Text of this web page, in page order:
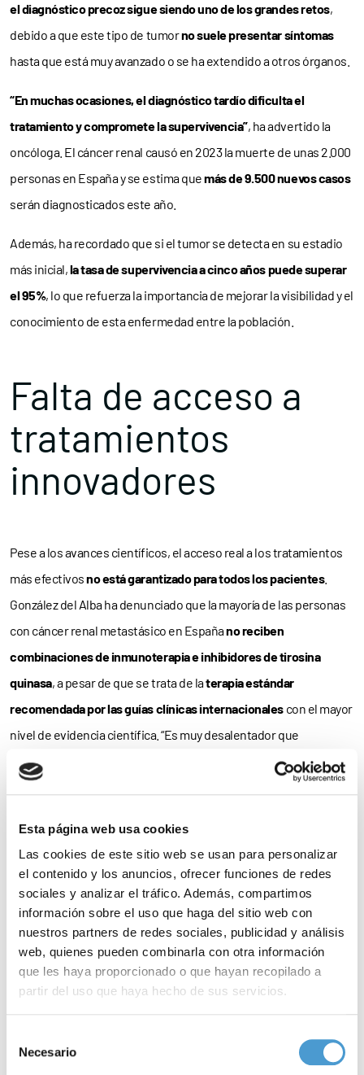
Esta página web usa cookies
Las cookies de este sitio web se usan para personalizar
el contenido y los anuncios, ofrecer funciones de redes
sociales y analizar el tráfico. Además, compartimos
información sobre el uso que haga del sitio web con
nuestros partners de redes sociales, publicidad y análisis
web, quienes pueden combinarla con otra información
que les haya proporcionado o que hayan recopilado a
partir del uso que haya hecho de sus servicios.
de cookies
Necesario
el diagnóstico precoz sigue siendo uno de los grandes retos,
debido a que este tipo de tumorno suele presentar síntomas
hasta que está muy avanzado o se ha extendido a otros órganos.
“En muchas ocasiones, el diagnóstico tardío dificulta el
tratamiento y compromete la supervivencia”, ha advertido la
oncóloga. El cáncer renal causó en 2023 la muerte de unas 2.000
personas en España y se estima quemás de 9.500 nuevos casos
serán diagnosticados este año.
Además, ha recordado que si el tumor se detecta en su estadio
más inicial,la tasa de supervivencia a cinco años puede superar
el 95%, lo que refuerza la importancia de mejorar la visibilidad y el
conocimiento de esta enfermedad entre la población.
Falta de acceso a
tratamientos
innovadores
Pese a los avances científicos, el acceso real a los tratamientos
más efectivosno está garantizado para todos los pacientes.
González del Alba ha denunciado que la mayoría de las personas
con cáncer renal metastásico en Españano reciben
combinaciones de inmunoterapia e inhibidores de tirosina
quinasa, a pesar de que se trata de laterapia estándar
recomendada por las guías clínicas internacionales con el mayor
nivel de evidencia científica. “Es muy desalentador que
tengamos tratamientos eficaces y seguros pero no estén
disponibles para todos los pacientes debido a barreras
Una crítica que ha sido compartida por el doctor Julio Lambea,
oncólogo en el Hospital Universitario Lozano Blesa de Zaragoza,
quien ha lamentado que el
cáncer renal reciba menos atención e
inversión en investigaciónque otros tumores más prevalentes,
como el de pulmón o el de mama.“No ser un cáncer muy
frecuente tiene consecuencias: menos fondos, menos
los procesos de toma de decisiones sobre acceso a fármacos